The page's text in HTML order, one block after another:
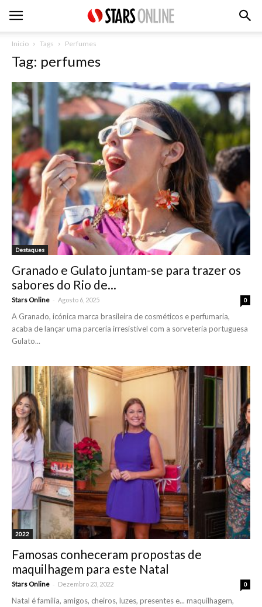
Inicio Tags Perfumes
Tag: perfumes
Destaques
Granado e Gulato juntam-se para trazer os
sabores do Rio de...
Stars Online - Agosto 6, 2025 0
A Granado, icónica marca brasileira de cosméticos e perfumaria,
acaba de lançar uma parceria irresistível com a sorveteria portuguesa
Gulato...
2022
Famosas conheceram propostas de
maquilhagem para este Natal
Stars Online - Dezembro 23, 2022 0
Natal é família, amigos, cheiros, luzes, presentes e... maquilhagem,